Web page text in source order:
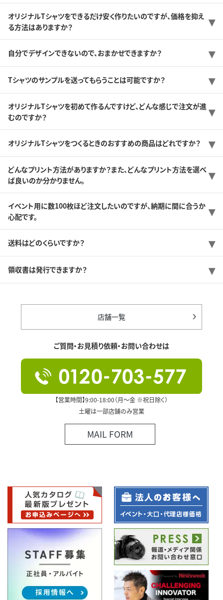
オリジナルTシャツをできるだけ安く作りたいのですが、価格を抑え
る方法はありますか？
自分でデザインできないので、おまかせできますか？
Tシャツのサンプルを送ってもらうことは可能ですか？
オリジナルTシャツを初めて作るんですけど、どんな感じで注文が進
むのですか？
オリジナルTシャツをつくるときのおすすめの商品はどれですか？
どんなプリント方法がありますか？また、どんなプリント方法を選べ
ば良いのか分かりません。
イベント用に数100枚ほど注文したいのですが、納期に間に合うか
心配です。
送料はどのくらいですか？
領収書は発行できますか？
店舗一覧
ご質問・お見積り依頼・お問い合わせは
【営業時間】9:00-18:00（月～金 ※祝日除く）
土曜は一部店舗のみ営業
MAIL FORM